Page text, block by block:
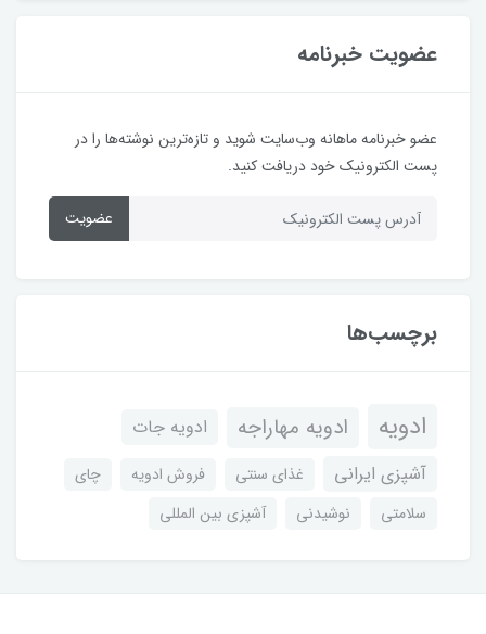
عضویت خبرنامه
عضو خبرنامه ماهانه وب‌سایت شوید و تازه‌ترین نوشته‌ها را در
پست الکترونیک خود دریافت کنید.
عضویت
برچسب‌ها
ادویه ادویه مهاراجه
ادویه جات
آشپزی ایرانی
غذای سنتی فروش ادویه
چای
سلامتی
نوشیدنی آشپزی بین المللی